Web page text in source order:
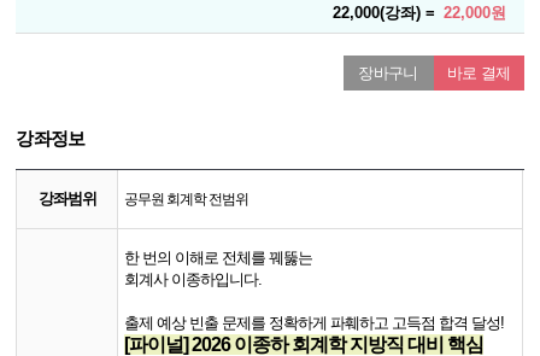
22,000(강좌) = 22,000원
장바구니 바로 결제
강좌정보
강좌범위 공무원 회계학 전범위
한 번의 이해로 전체를 꿰뚫는
회계사 이종하입니다.
출제 예상 빈출 문제를 정확하게 파훼하고 고득점 합격 달성!
[파이널]2026 이종하 회계학 지방직 대비 핵심